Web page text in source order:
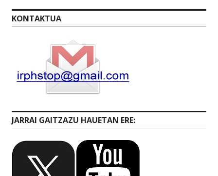
KONTAKTUA
JARRAI GAITZAZU HAUETAN ERE: